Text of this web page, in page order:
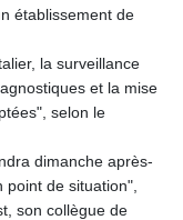
établissement de
la surveillance
et la mise
selon le
dimanche après-
de situation",
son collègue de